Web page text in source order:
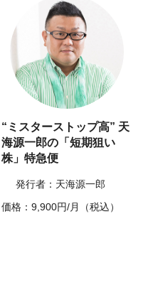
“ミスターストップ高” 天
海源一郎の「短期狙い
株」特急便
発行者：天海源一郎
価格：9,900円/月（税込）